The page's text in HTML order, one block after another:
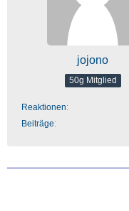
jojono
50g Mitglied
Reaktionen
Beiträge